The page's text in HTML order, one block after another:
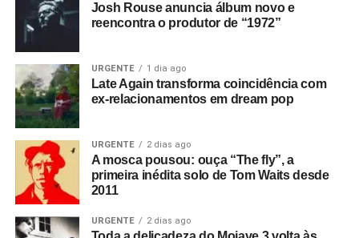
Josh Rouse anuncia álbum novo e
reencontra o produtor de “1972”
URGENTE 1 dia ago
Late Again transforma coincidência com
ex-relacionamentos em dream pop
URGENTE 2 dias ago
A mosca pousou: ouça “The fly”, a
primeira inédita solo de Tom Waits desde
2011
URGENTE 2 dias ago